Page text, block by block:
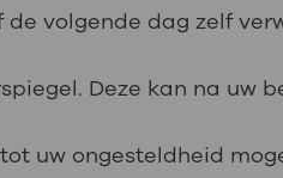
volgende dag zelf
Deze kan na uw
uw ongesteldheid